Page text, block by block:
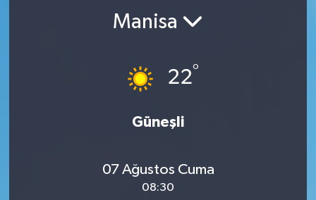
Manisa
22°
Güneşli
07 Ağustos Cuma
08:30